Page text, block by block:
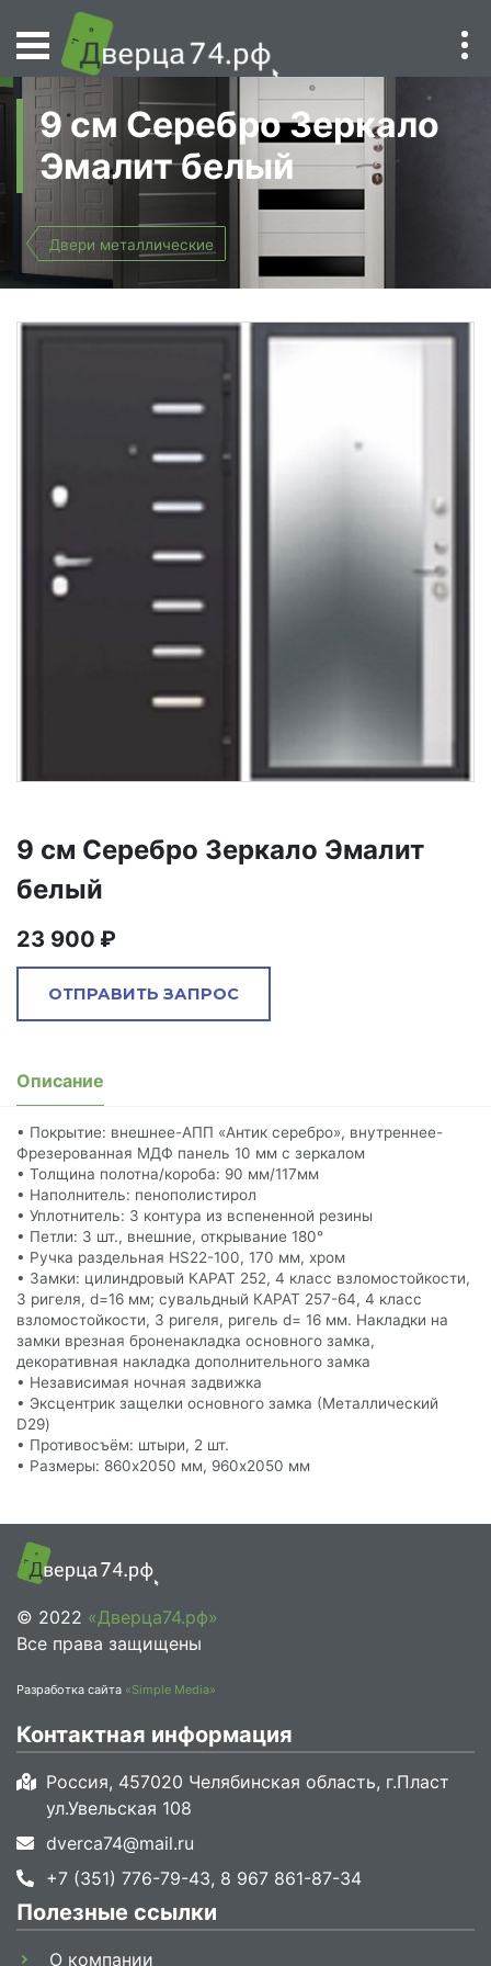
9 см Серебро Зеркало
Эмалит белый
Двери металлические
9 см Серебро Зеркало Эмалит
белый
23 900
ОТПРАВИТЬ ЗАПРОС
Описание
• Покрытие: внешнее-АПП «Антик серебро», внутреннее-
Фрезерованная МДФ панель 10 мм с зеркалом
• Толщина полотна/короба: 90 мм/117мм
• Наполнитель: пенополистирол
• Уплотнитель: 3 контура из вспененной резины
• Петли: 3 шт., внешние, открывание 180°
• Ручка раздельная HS22-100, 170 мм, хром
• Замки: цилиндровый КАРАТ 252, 4 класс взломостойкости,
3 ригеля, d=16 мм; сувальдный КАРАТ 257-64, 4 класс
взломостойкости, 3 ригеля, ригель d= 16 мм. Накладки на
замки врезная броненакладка основного замка,
декоративная накладка дополнительного замка
• Независимая ночная задвижка
• Эксцентрик защелки основного замка (Металлический
D29)
• Противосъём: штыри, 2 шт.
• Размеры: 860х2050 мм, 960х2050 мм
© 2022 «Дверца74.рф»
Все права защищены
Разработка сайта «Simple Media»
Контактная информация
Россия, 457020 Челябинская область, г.Пласт
ул.Увельская 108
dverca74@mail.ru
+7 (351) 776-79-43, 8 967 861-87-34
Полезные ссылки
О компании